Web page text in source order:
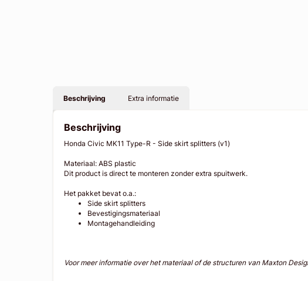
Beschrijving Extra informatie
Beschrijving
Honda Civic MK11 Type-R - Side skirt splitters (v1)
Materiaal: ABS plastic
Dit product is direct te monteren zonder extra spuitwerk.
Het pakket bevat o.a.:
Side skirt splitters
Bevestigingsmateriaal
Montagehandleiding
Voor meer informatie over het materiaal of de structuren van Maxton